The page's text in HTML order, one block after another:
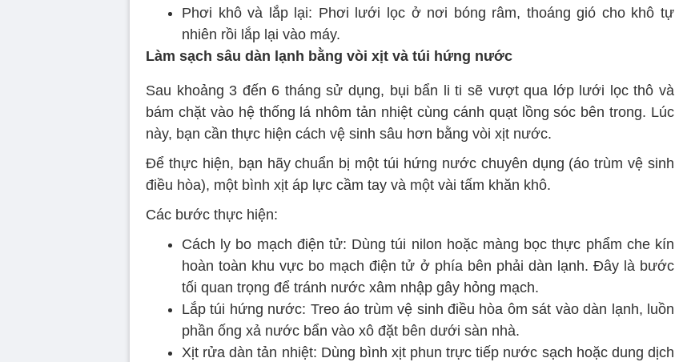
Phơi khô và lắp lại: Phơi lưới lọc ở nơi bóng râm, thoáng gió cho khô tự
nhiên rồi lắp lại vào máy.
Làm sạch sâu dàn lạnh bằng vòi xịt và túi hứng nước
Sau khoảng 3 đến 6 tháng sử dụng, bụi bẩn li ti sẽ vượt qua lớp lưới lọc thô và
bám chặt vào hệ thống lá nhôm tản nhiệt cùng cánh quạt lồng sóc bên trong. Lúc
này, bạn cần thực hiện cách vệ sinh sâu hơn bằng vòi xịt nước.
Để thực hiện, bạn hãy chuẩn bị một túi hứng nước chuyên dụng (áo trùm vệ sinh
điều hòa), một bình xịt áp lực cầm tay và một vài tấm khăn khô.
Các bước thực hiện:
Cách ly bo mạch điện tử: Dùng túi nilon hoặc màng bọc thực phẩm che kín
hoàn toàn khu vực bo mạch điện tử ở phía bên phải dàn lạnh. Đây là bước
tối quan trọng để tránh nước xâm nhập gây hỏng mạch.
Lắp túi hứng nước: Treo áo trùm vệ sinh điều hòa ôm sát vào dàn lạnh, luồn
phần ống xả nước bẩn vào xô đặt bên dưới sàn nhà.
Xịt rửa dàn tản nhiệt: Dùng bình xịt phun trực tiếp nước sạch hoặc dung dịch